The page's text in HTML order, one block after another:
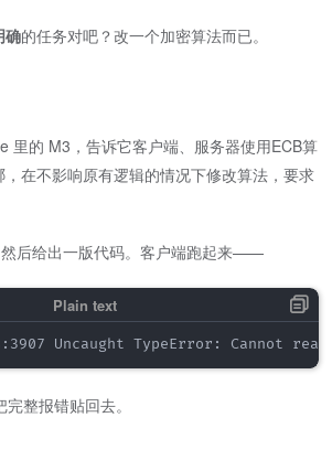
确的任务对吧？改一个加密算法而已。
里的 M3，告诉它客户端、服务器使用ECB算
在不影响原有逻辑的情况下修改算法，要求
然后给出一版代码。客户端跑起来——
整报错贴回去。